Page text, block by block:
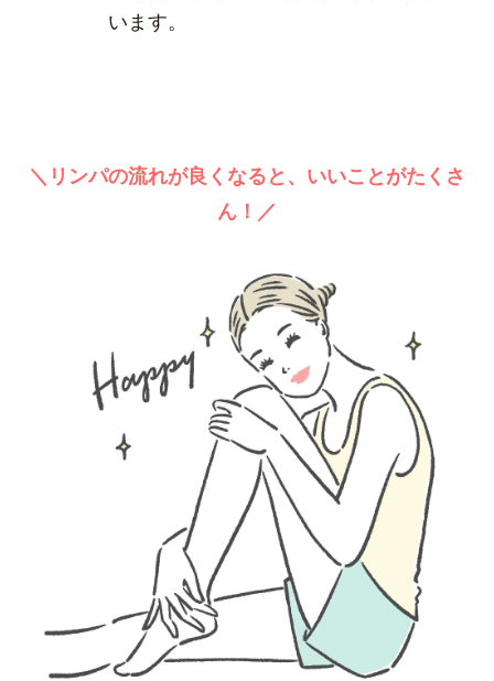
います。
＼リンパの流れが良くなると、いいことがたくさ
ん！／